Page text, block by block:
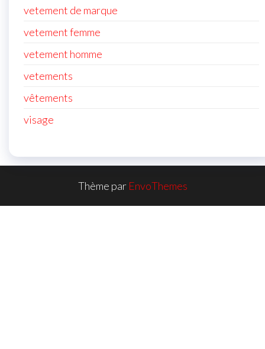
vetement de marque
vetement femme
vetement homme
vetements
vêtements
visage
Thème par EnvoThemes